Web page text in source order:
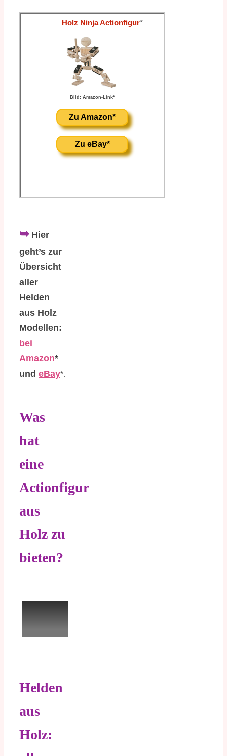
Holz Ninja Actionfigur*
Bild: Amazon-Link*
Zu Amazon*
Zu eBay*
➥ Hier
geht’s zur
Übersicht
aller
Helden
aus Holz
Modellen:
bei
Amazon*
und eBay*.
Was
hat
eine
Actionfigur
aus
Holz zu
bieten?
Helden
aus
Holz: